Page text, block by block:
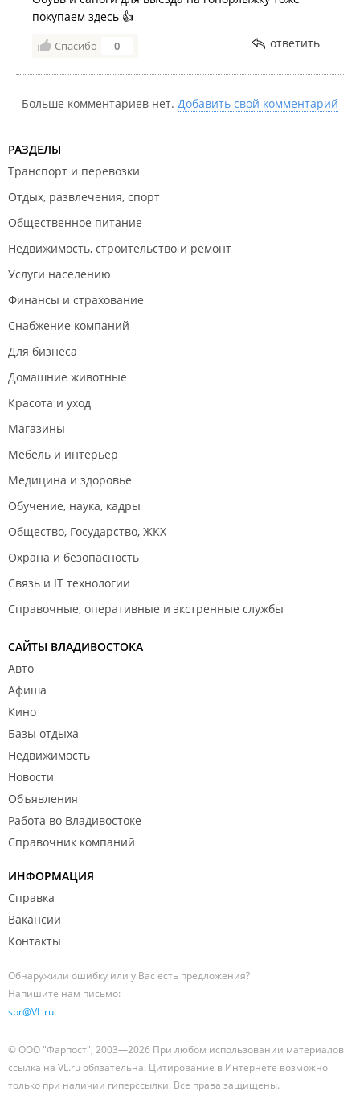
покупаем здесь 👍
Спасибо 0 ответить
Больше комментариев нет. Добавить свой комментарий
РАЗДЕЛЫ
Транспорт и перевозки
Отдых, развлечения, спорт
Общественное питание
Недвижимость, строительство и ремонт
Услуги населению
Финансы и страхование
Снабжение компаний
Для бизнеса
Домашние животные
Красота и уход
Магазины
Мебель и интерьер
Медицина и здоровье
Обучение, наука, кадры
Общество, Государство, ЖКХ
Охрана и безопасность
Связь и IT технологии
Справочные, оперативные и экстренные службы
САЙТЫ ВЛАДИВОСТОКА
Авто
Афиша
Кино
Базы отдыха
Недвижимость
Новости
Объявления
Работа во Владивостоке
Справочник компаний
ИНФОРМАЦИЯ
Справка
Вакансии
Контакты
Обнаружили ошибку или у Вас есть предложения?
Напишите нам письмо:
spr@VL.ru
© ООО "Фарпост", 2003—2026 При любом использовании материалов
ссылка на VL.ru обязательна. Цитирование в Интернете возможно
только при наличии гиперссылки. Все права защищены.